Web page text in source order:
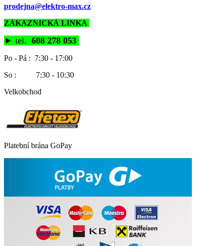
prodejna@elektro-max.cz
ZÁKAZNICKÁ LINKA
► tel. 608 278 053
Po - Pá : 7:30 - 17:00
So : 7:30 - 10:30
Velkobchod
Platební brána GoPay